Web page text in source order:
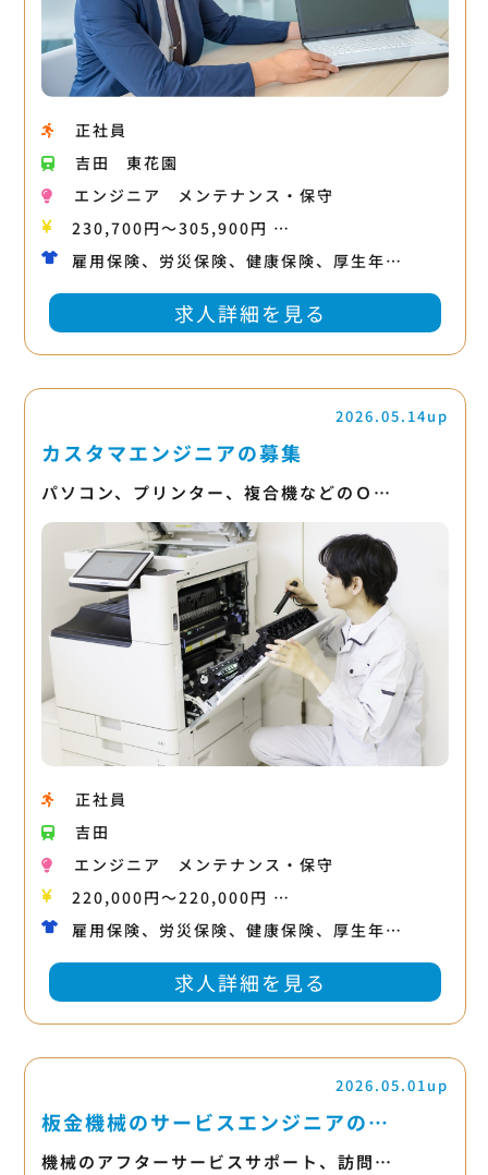
正社員
吉田
東花園
エンジニア
メンテナンス・保守
230,700円〜305,900円 …
雇用保険、労災保険、健康保険、厚生年…
求人詳細を見る
2026.05.14up
カスタマエンジニアの募集
パソコン、プリンター、複合機などのＯ…
正社員
吉田
エンジニア
メンテナンス・保守
220,000円〜220,000円 …
雇用保険、労災保険、健康保険、厚生年…
求人詳細を見る
2026.05.01up
板金機械のサービスエンジニアの…
機械のアフターサービスサポート、訪問…